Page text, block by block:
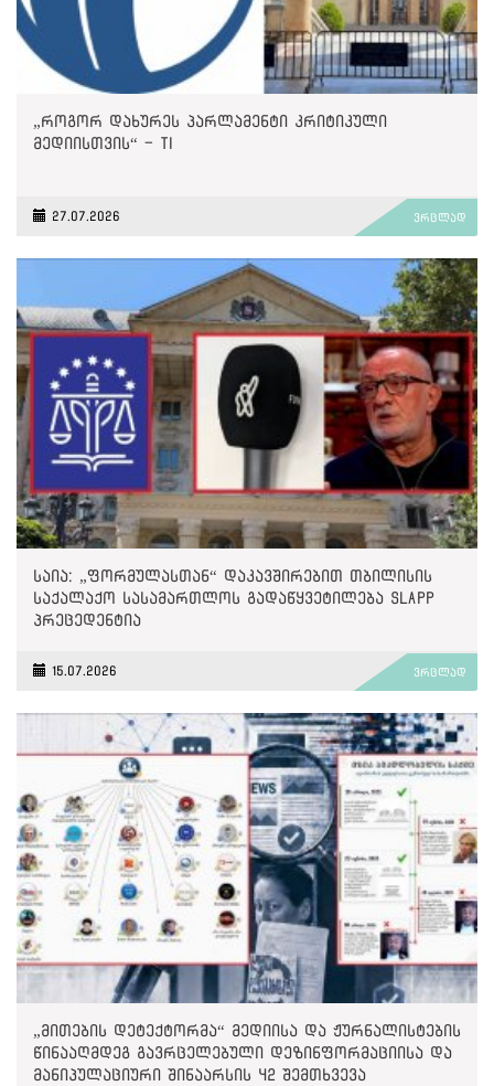
„როგორ დახურეს პარლამენტი კრიტიკული
მედიისთვის“ - TI
27.07.2026 ვრცლად
საია: „ფორმულასთან“ დაკავშირებით თბილისის
საქალაქო სასამართლოს გადაწყვეტილება SLAPP
პრეცედენტია
15.07.2026 ვრცლად
„მითების დეტექტორმა“ მედიისა და ჟურნალისტების
წინააღმდეგ გავრცელებული დეზინფორმაციისა და
მანიპულაციური შინაარსის 42 შემთხვევა